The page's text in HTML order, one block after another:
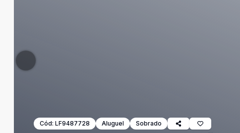
Cód: LF9487728 Aluguel Sobrado